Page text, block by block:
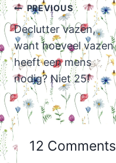
Post
navigation
PREVIOUS
Declutter vazen,
want hoeveel vazen
heeft een mens
nodig? Niet 25!
12 Comments